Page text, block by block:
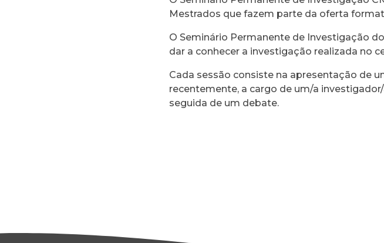
Mestrados que fazem parte da oferta
O Seminário Permanente de Investigação
dar a conhecer a investigação realizada no
Cada sessão consiste na apresentação de
recentemente, a cargo de um/a
seguida de um debate.